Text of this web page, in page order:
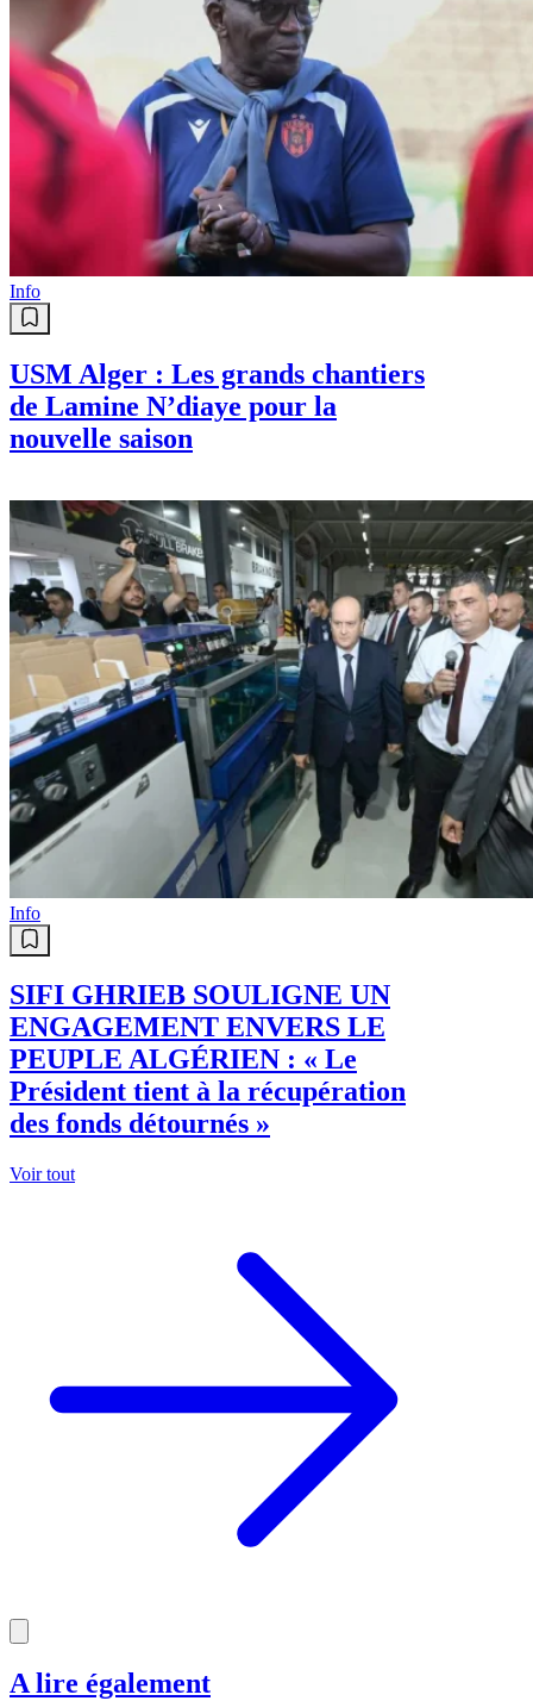
Info
USM Alger : Les grands chantiers
de Lamine N’diaye pour la
nouvelle saison
Info
SIFI GHRIEB SOULIGNE UN
ENGAGEMENT ENVERS LE
PEUPLE ALGÉRIEN : « Le
Président tient à la récupération
des fonds détournés »
Voir tout
A lire également